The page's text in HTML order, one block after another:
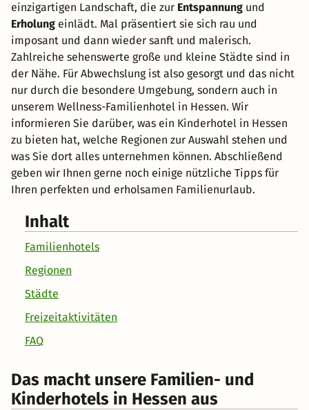
einzigartigen Landschaft, die zur Entspannung und
Erholung einlädt. Mal präsentiert sie sich rau und
imposant und dann wieder sanft und malerisch.
Zahlreiche sehenswerte große und kleine Städte sind in
der Nähe. Für Abwechslung ist also gesorgt und das nicht
nur durch die besondere Umgebung, sondern auch in
unserem Wellness-Familienhotel in Hessen. Wir
informieren Sie darüber, was ein Kinderhotel in Hessen
zu bieten hat, welche Regionen zur Auswahl stehen und
was Sie dort alles unternehmen können. Abschließend
geben wir Ihnen gerne noch einige nützliche Tipps für
Ihren perfekten und erholsamen Familienurlaub.
Inhalt
Familienhotels
Regionen
Städte
Freizeitaktivitäten
FAQ
Das macht unsere Familien- und
Kinderhotels in Hessen aus